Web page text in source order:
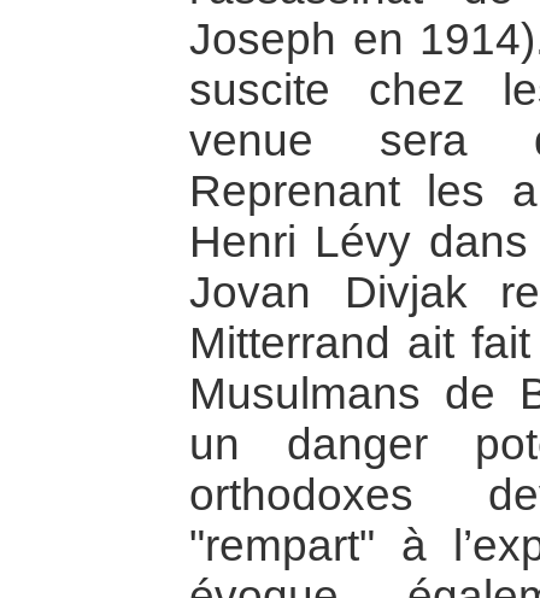
Joseph en
suscite chez
venue sera
Reprenant les
Henri Lévy
Jovan Divjak
Mitterrand ait
Musulmans de
un danger
orthodoxes
"rempart" à